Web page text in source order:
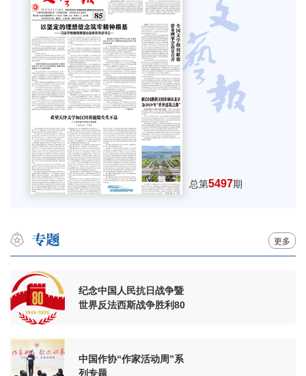
总第5497期
更多
纪念中国人民抗日战争暨
世界反法西斯战争胜利80
中国作协“作家活动周”系
列专题